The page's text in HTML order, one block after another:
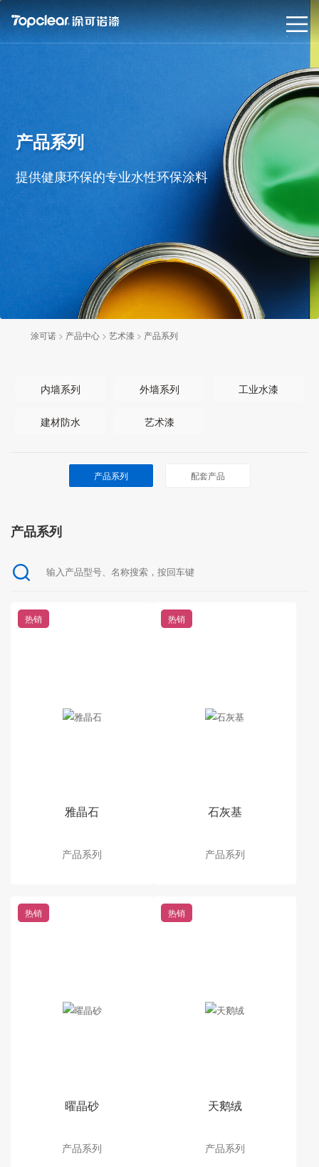
产品系列
提供健康环保的专业水性环保涂料
涂可诺 > 产品中心 > 艺术漆 > 产品系列
内墙系列 外墙系列 工业水漆
建材防水 艺术漆
产品系列 配套产品
产品系列
雅晶石
产品系列
石灰基
产品系列
曜晶砂
产品系列
天鹅绒
产品系列